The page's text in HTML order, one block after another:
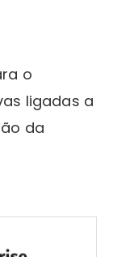
o
ligadas a
da